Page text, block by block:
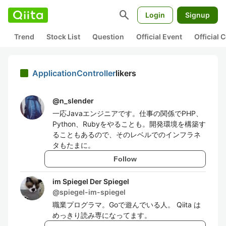
search Login Signup
Trend Stock List Question Official Event Official
ApplicationControllerlikers
@n_slender
一応Javaエンジニアです。仕事の関係でPHP、
Python、Rubyをやることも。開発環境を構築す
ることもあるので、そのレベルでのインフラネ
タもたまに。
Follow
im Spiegel Der Spiegel
@spiegel-im-spiegel
職業プログラマ。Goで遊んでいる人。 Qiita は
めっきり読み専になってます。